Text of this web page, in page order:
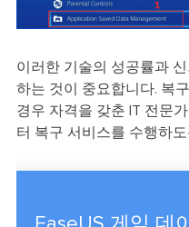
이러한 기술의 성공률과
하는 것이 중요합니다. 복
경우 자격을 갖춘 IT 전문
터 복구 서비스를 수행하